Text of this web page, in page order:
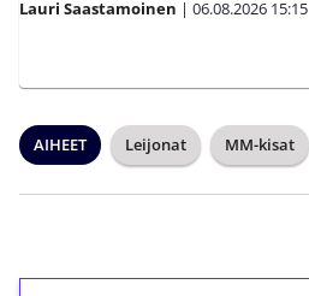
Lauri Saastamoinen | 06.08.2026 15:15
AIHEET Leijonat MM-kisat